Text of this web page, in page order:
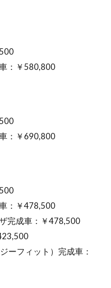
：￥580,800
：￥690,800
：￥478,500
完成車：￥478,500
ーフィット）完成車：